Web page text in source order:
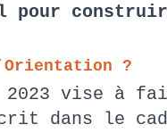
pour
?
vise à
dans le